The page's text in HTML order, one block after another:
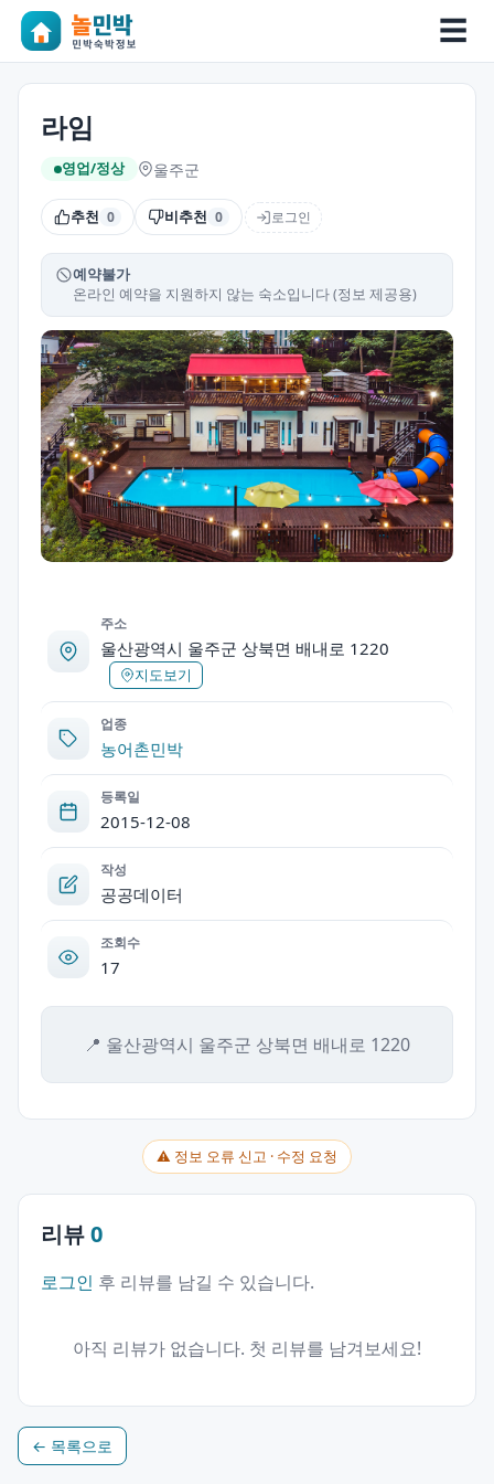
☰
라임
영업/정상 울주군
추천 0 비추천 0 로그인
예약불가
온라인 예약을 지원하지 않는 숙소입니다 (정보 제공용)
주소
울산광역시 울주군 상북면 배내로 1220
지도보기
업종
농어촌민박
등록일
2015-12-08
작성
공공데이터
조회수
17
📍 울산광역시 울주군 상북면 배내로 1220
⚠ 정보 오류 신고 · 수정 요청
리뷰0
로그인 후 리뷰를 남길 수 있습니다.
아직 리뷰가 없습니다. 첫 리뷰를 남겨보세요!
← 목록으로